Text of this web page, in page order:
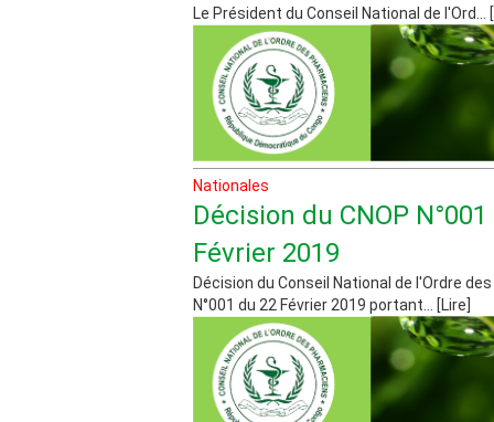
Le Président du Conseil National de l'Ord...
Nationales
Décision du CNOP
Février 2019
Décision du Conseil National de l'Ordre
N°001 du 22 Février 2019 portant... [Lire]